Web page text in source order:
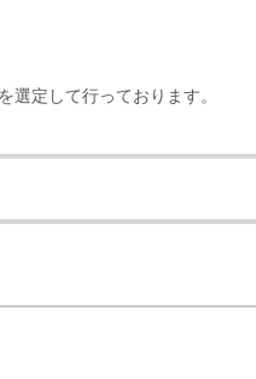
選定して行っております。